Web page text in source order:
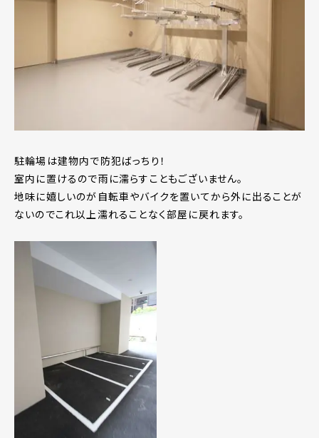
駐輪場は建物内で防犯ばっちり！
室内に置けるので雨に濡らすこともございません。
地味に嬉しいのが自転車やバイクを置いてから外に出ることが
ないのでこれ以上濡れることなく部屋に戻れます。